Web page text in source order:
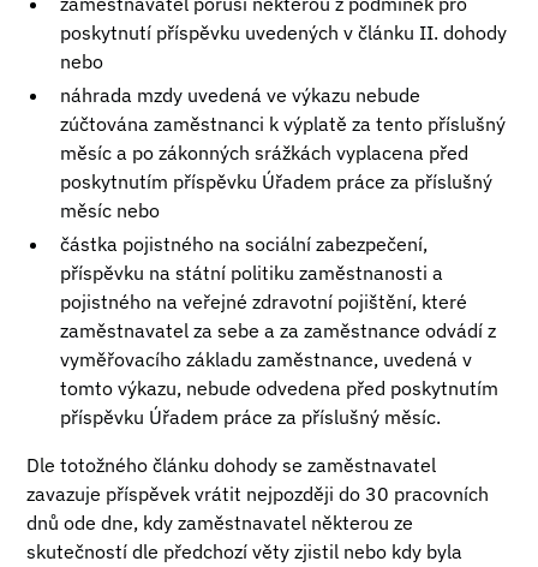
poskytnutí příspěvku uvedených v článku II. dohody
nebo
náhrada mzdy uvedená ve výkazu nebude
zúčtována zaměstnanci k výplatě za tento příslušný
měsíc a po zákonných srážkách vyplacena před
poskytnutím příspěvku Úřadem práce za příslušný
měsíc nebo
částka pojistného na sociální zabezpečení,
příspěvku na státní politiku zaměstnanosti a
pojistného na veřejné zdravotní pojištění, které
zaměstnavatel za sebe a za zaměstnance odvádí z
vyměřovacího základu zaměstnance, uvedená v
tomto výkazu, nebude odvedena před poskytnutím
příspěvku Úřadem práce za příslušný měsíc.
Dle totožného článku dohody se zaměstnavatel
zavazuje příspěvek vrátit nejpozději do 30 pracovních
dnů ode dne, kdy zaměstnavatel některou ze
skutečností dle předchozí věty zjistil nebo kdy byla